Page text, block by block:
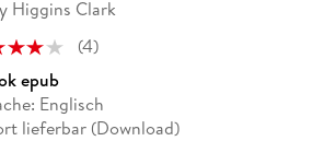
Higgins Clark
(4)
epub
Englisch
lieferbar (Download)